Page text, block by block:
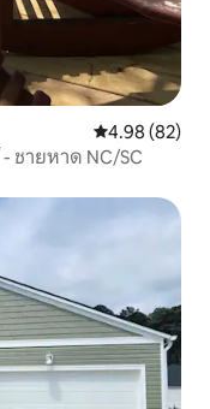
คะแนนเฉลี่ย
4.98 (82)
ชายหาด NC/SC